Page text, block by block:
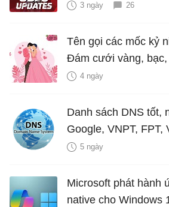
3 ngày 26
Tên gọi các mốc kỷ
Đám cưới vàng,
là bao nhiêu năm?
4 ngày
Danh sách DNS tốt,
Google, VNPT, FPT,
5 ngày
Microsoft phát hành
native cho Windows